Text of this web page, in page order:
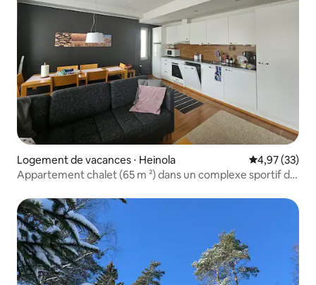
Logement de vacances ⋅ Heinola Évaluation
4,97 (33)
Appartement chalet (65 m ²) dans un complexe sportif de